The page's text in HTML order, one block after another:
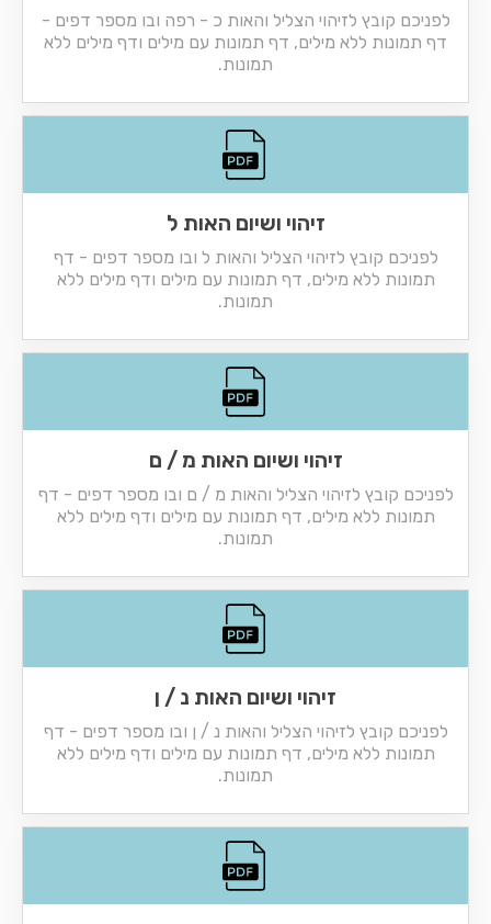
לפניכם קובץ לזיהוי הצליל והאות כ - רפה ובו מספר דפים -
דף תמונות ללא מילים, דף תמונות עם מילים ודף מילים ללא
תמונות.
זיהוי ושיום האות ל
לפניכם קובץ לזיהוי הצליל והאות ל ובו מספר דפים - דף
תמונות ללא מילים, דף תמונות עם מילים ודף מילים ללא
תמונות.
זיהוי ושיום האות מ / ם
לפניכם קובץ לזיהוי הצליל והאות מ / ם ובו מספר דפים - דף
תמונות ללא מילים, דף תמונות עם מילים ודף מילים ללא
תמונות.
זיהוי ושיום האות נ / ן
לפניכם קובץ לזיהוי הצליל והאות נ / ן ובו מספר דפים - דף
תמונות ללא מילים, דף תמונות עם מילים ודף מילים ללא
תמונות.